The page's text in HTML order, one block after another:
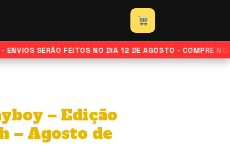
SERÃO FEITOS NO DIA 12 DE AGOSTO - COMPRE
– Edição
– Agosto de
Orth
-
quantidade